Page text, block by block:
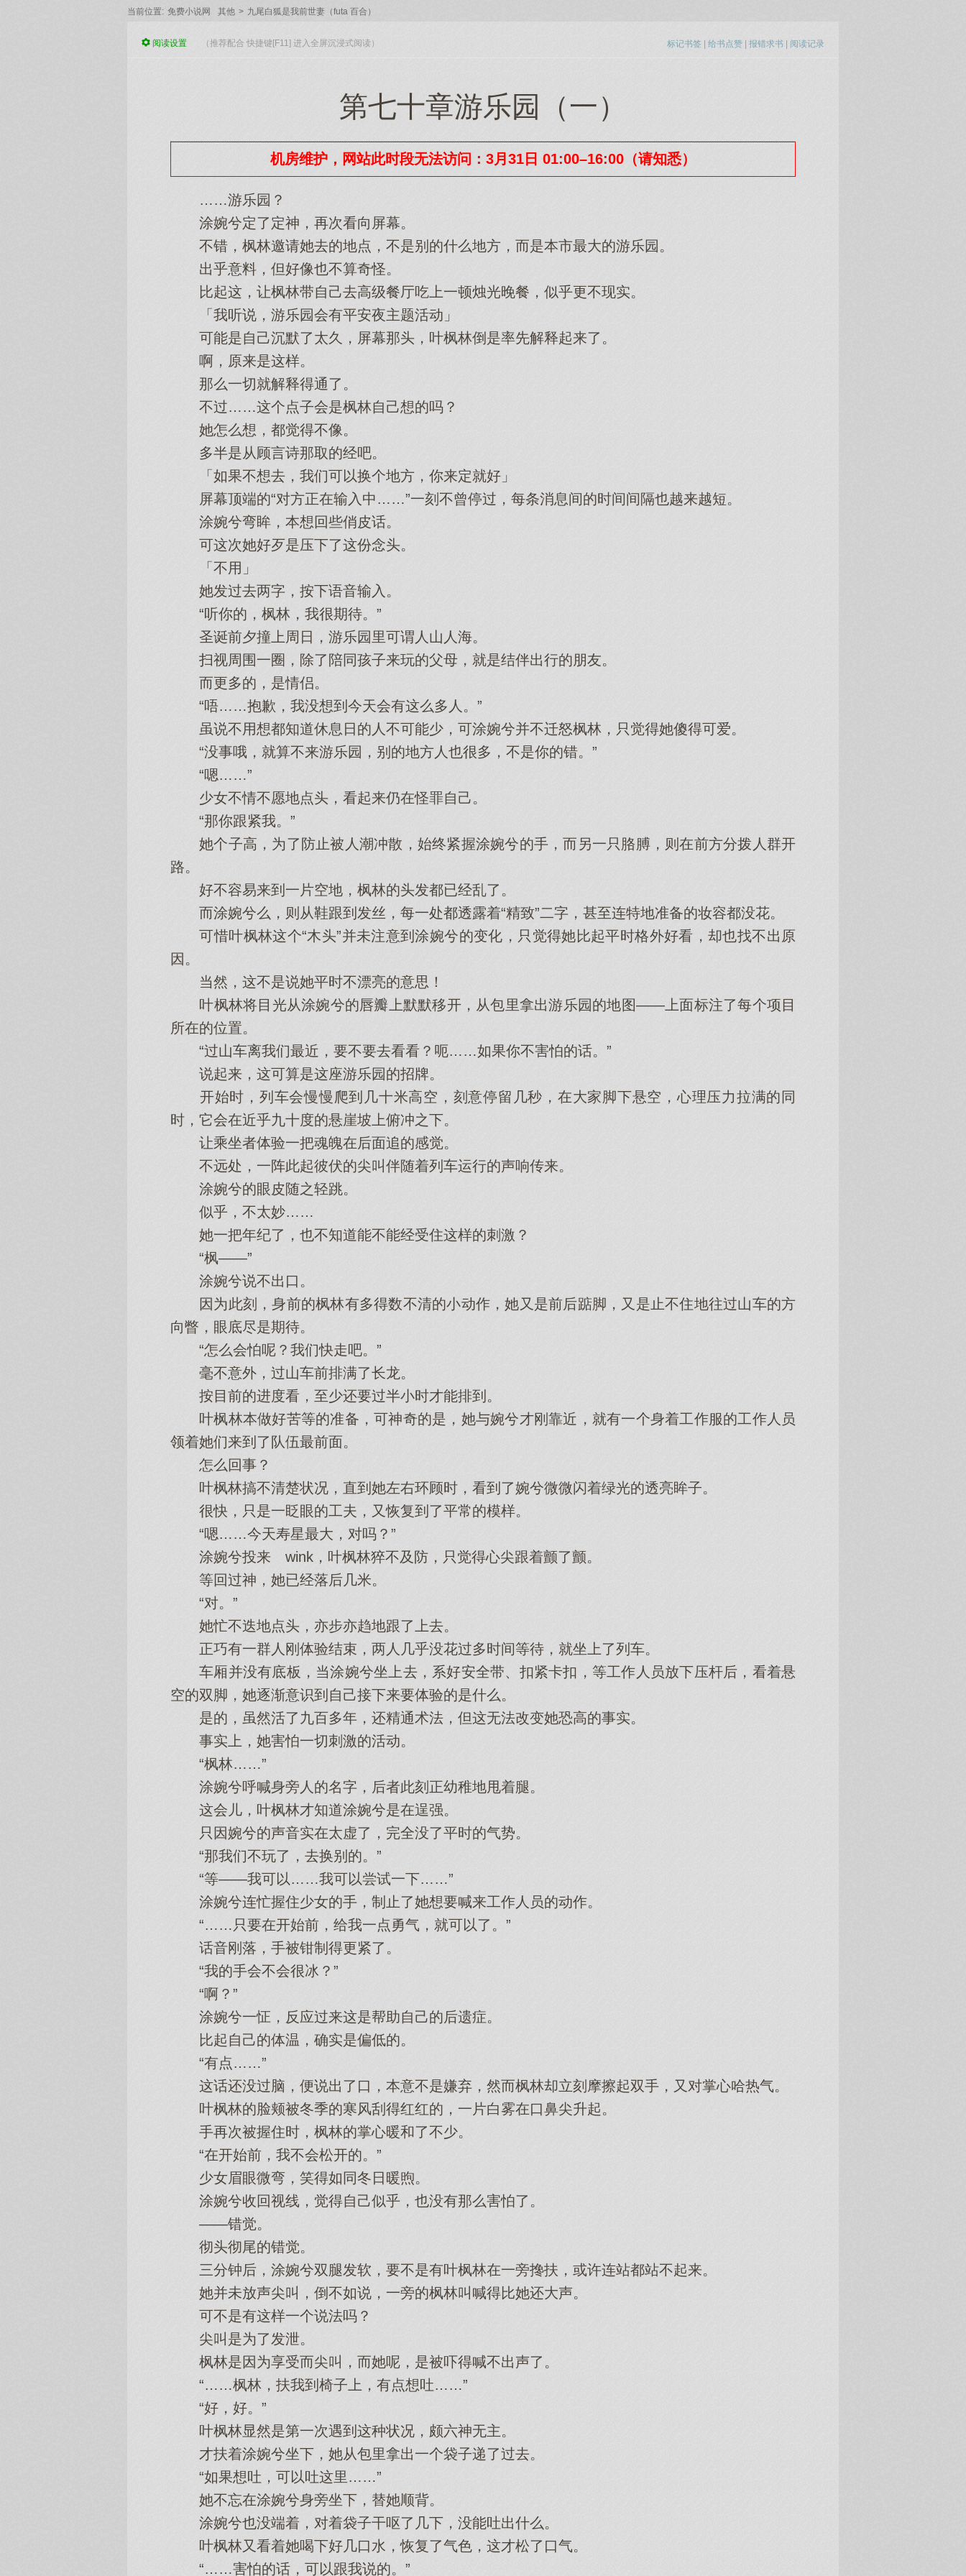
当前位置: 免费小说网 其他 > 九尾白狐是我前世妻（futa 百合）
标记书签 | 给书点赞 | 报错求书 | 阅读记录
阅读设置 （推荐配合 快捷键[F11] 进入全屏沉浸式阅读）
第七十章游乐园（一）
机房维护，网站此时段无法访问：3月31日 01:00–16:00（请知悉）
……游乐园？
涂婉兮定了定神，再次看向屏幕。
不错，枫林邀请她去的地点，不是别的什么地方，而是本市最大的游乐园。
出乎意料，但好像也不算奇怪。
比起这，让枫林带自己去高级餐厅吃上一顿烛光晚餐，似乎更不现实。
「我听说，游乐园会有平安夜主题活动」
可能是自己沉默了太久，屏幕那头，叶枫林倒是率先解释起来了。
啊，原来是这样。
那么一切就解释得通了。
不过……这个点子会是枫林自己想的吗？
她怎么想，都觉得不像。
多半是从顾言诗那取的经吧。
「如果不想去，我们可以换个地方，你来定就好」
屏幕顶端的“对方正在输入中……”一刻不曾停过，每条消息间的时间间隔也越来越短。
涂婉兮弯眸，本想回些俏皮话。
可这次她好歹是压下了这份念头。
「不用」
她发过去两字，按下语音输入。
“听你的，枫林，我很期待。”
圣诞前夕撞上周日，游乐园里可谓人山人海。
扫视周围一圈，除了陪同孩子来玩的父母，就是结伴出行的朋友。
而更多的，是情侣。
“唔……抱歉，我没想到今天会有这么多人。”
虽说不用想都知道休息日的人不可能少，可涂婉兮并不迁怒枫林，只觉得她傻得可爱。
“没事哦，就算不来游乐园，别的地方人也很多，不是你的错。”
“嗯……”
少女不情不愿地点头，看起来仍在怪罪自己。
“那你跟紧我。”
她个子高，为了防止被人潮冲散，始终紧握涂婉兮的手，而另一只胳膊，则在前方分拨人群开
路。
好不容易来到一片空地，枫林的头发都已经乱了。
而涂婉兮么，则从鞋跟到发丝，每一处都透露着“精致”二字，甚至连特地准备的妆容都没花。
可惜叶枫林这个“木头”并未注意到涂婉兮的变化，只觉得她比起平时格外好看，却也找不出原
因。
当然，这不是说她平时不漂亮的意思！
叶枫林将目光从涂婉兮的唇瓣上默默移开，从包里拿出游乐园的地图——上面标注了每个项目
所在的位置。
“过山车离我们最近，要不要去看看？呃……如果你不害怕的话。”
说起来，这可算是这座游乐园的招牌。
开始时，列车会慢慢爬到几十米高空，刻意停留几秒，在大家脚下悬空，心理压力拉满的同
时，它会在近乎九十度的悬崖坡上俯冲之下。
让乘坐者体验一把魂魄在后面追的感觉。
不远处，一阵此起彼伏的尖叫伴随着列车运行的声响传来。
涂婉兮的眼皮随之轻跳。
似乎，不太妙……
她一把年纪了，也不知道能不能经受住这样的刺激？
“枫——”
涂婉兮说不出口。
因为此刻，身前的枫林有多得数不清的小动作，她又是前后踮脚，又是止不住地往过山车的方
向瞥，眼底尽是期待。
“怎么会怕呢？我们快走吧。”
毫不意外，过山车前排满了长龙。
按目前的进度看，至少还要过半小时才能排到。
叶枫林本做好苦等的准备，可神奇的是，她与婉兮才刚靠近，就有一个身着工作服的工作人员
领着她们来到了队伍最前面。
怎么回事？
叶枫林搞不清楚状况，直到她左右环顾时，看到了婉兮微微闪着绿光的透亮眸子。
很快，只是一眨眼的工夫，又恢复到了平常的模样。
“嗯……今天寿星最大，对吗？”
涂婉兮投来 wink，叶枫林猝不及防，只觉得心尖跟着颤了颤。
等回过神，她已经落后几米。
“对。”
她忙不迭地点头，亦步亦趋地跟了上去。
正巧有一群人刚体验结束，两人几乎没花过多时间等待，就坐上了列车。
车厢并没有底板，当涂婉兮坐上去，系好安全带、扣紧卡扣，等工作人员放下压杆后，看着悬
空的双脚，她逐渐意识到自己接下来要体验的是什么。
是的，虽然活了九百多年，还精通术法，但这无法改变她恐高的事实。
事实上，她害怕一切刺激的活动。
“枫林……”
涂婉兮呼喊身旁人的名字，后者此刻正幼稚地甩着腿。
这会儿，叶枫林才知道涂婉兮是在逞强。
只因婉兮的声音实在太虚了，完全没了平时的气势。
“那我们不玩了，去换别的。”
“等——我可以……我可以尝试一下……”
涂婉兮连忙握住少女的手，制止了她想要喊来工作人员的动作。
“……只要在开始前，给我一点勇气，就可以了。”
话音刚落，手被钳制得更紧了。
“我的手会不会很冰？”
“啊？”
涂婉兮一怔，反应过来这是帮助自己的后遗症。
比起自己的体温，确实是偏低的。
“有点……”
这话还没过脑，便说出了口，本意不是嫌弃，然而枫林却立刻摩擦起双手，又对掌心哈热气。
叶枫林的脸颊被冬季的寒风刮得红红的，一片白雾在口鼻尖升起。
手再次被握住时，枫林的掌心暖和了不少。
“在开始前，我不会松开的。”
少女眉眼微弯，笑得如同冬日暖煦。
涂婉兮收回视线，觉得自己似乎，也没有那么害怕了。
——错觉。
彻头彻尾的错觉。
三分钟后，涂婉兮双腿发软，要不是有叶枫林在一旁搀扶，或许连站都站不起来。
她并未放声尖叫，倒不如说，一旁的枫林叫喊得比她还大声。
可不是有这样一个说法吗？
尖叫是为了发泄。
枫林是因为享受而尖叫，而她呢，是被吓得喊不出声了。
“……枫林，扶我到椅子上，有点想吐……”
“好，好。”
叶枫林显然是第一次遇到这种状况，颇六神无主。
才扶着涂婉兮坐下，她从包里拿出一个袋子递了过去。
“如果想吐，可以吐这里……”
她不忘在涂婉兮身旁坐下，替她顺背。
涂婉兮也没端着，对着袋子干呕了几下，没能吐出什么。
叶枫林又看着她喝下好几口水，恢复了气色，这才松了口气。
“……害怕的话，可以跟我说的。”